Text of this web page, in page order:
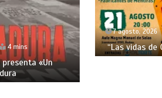
4 mins
«Un
7 agosto, 2026
“Las vidas de